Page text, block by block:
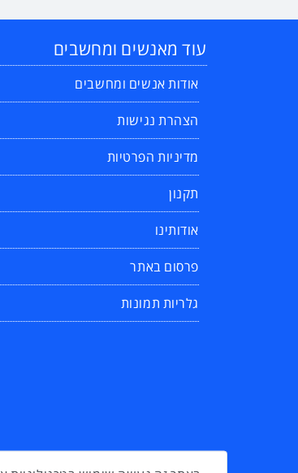
עוד מאנשים ומחשבים
אודות אנשים ומחשבים
הצהרת נגישות
מדיניות הפרטיות
תקנון
אודותינו
פרסום באתר
גלריות תמונות